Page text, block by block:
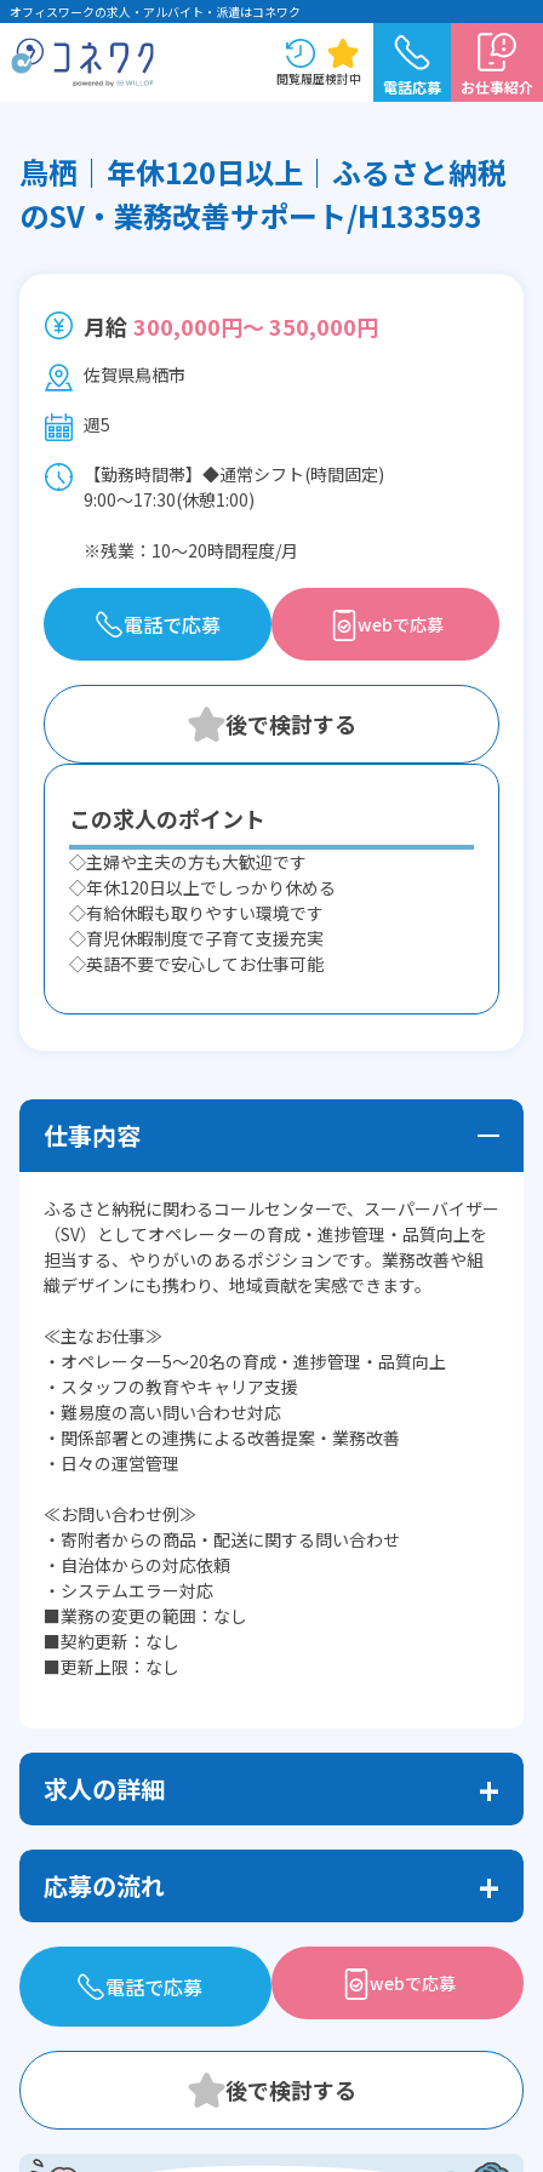
オフィスワークの求人・アルバイト・派遣はコネワク
閲覧履歴検討中 電話応募 お仕事紹介
鳥栖｜年休120日以上｜ふるさと納税
のSV・業務改善サポート/H133593
月給300,000円～ 350,000円
佐賀県鳥栖市
週5
【勤務時間帯】◆通常シフト(時間固定)
9:00〜17:30(休憩1:00)
※残業：10〜20時間程度/月
電話で応募 webで応募
この求人のポイント
◇主婦や主夫の方も大歓迎です
◇年休120日以上でしっかり休める
◇有給休暇も取りやすい環境です
◇育児休暇制度で子育て支援充実
◇英語不要で安心してお仕事可能
仕事内容
ふるさと納税に関わるコールセンターで、スーパーバイザー
（SV）としてオペレーターの育成・進捗管理・品質向上を
担当する、やりがいのあるポジションです。業務改善や組
織デザインにも携わり、地域貢献を実感できます。
≪主なお仕事≫
・オペレーター5～20名の育成・進捗管理・品質向上
・スタッフの教育やキャリア支援
・難易度の高い問い合わせ対応
・関係部署との連携による改善提案・業務改善
・日々の運営管理
≪お問い合わせ例≫
・寄附者からの商品・配送に関する問い合わせ
・自治体からの対応依頼
・システムエラー対応
■業務の変更の範囲：なし
■契約更新：なし
■更新上限：なし
求人の詳細
応募の流れ
電話で応募 webで応募